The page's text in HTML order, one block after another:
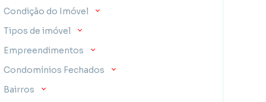
Condição do Imóvel
Tipos de imóvel
Empreendimentos
Condomínios Fechados
Bairros